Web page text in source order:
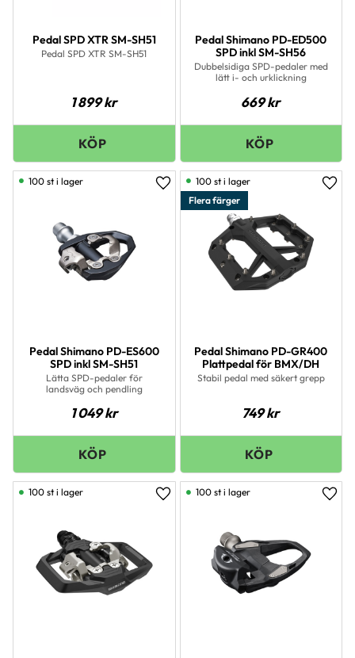
Pedal SPD XTR SM-SH51
Pedal SPD XTR SM-SH51
1 899kr
Pedal Shimano PD-ED500
SPD inkl SM-SH56
Dubbelsidiga SPD-pedaler med
lätt i- och urklickning
669kr
Pedal Shimano PD-ES600
SPD inkl SM-SH51
Lätta SPD-pedaler för
landsväg och pendling
1 049kr
Lägg till i favoriter
100 st i lager
Pedal Shimano PD-GR400
Plattpedal för BMX/DH
Stabil pedal med säkert grepp
749kr
Flera färger
100 st i lager
Lägg till i favoriter
100 st i lager 100 st i lager